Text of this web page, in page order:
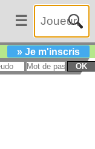
☰
» Je m'inscris
OK